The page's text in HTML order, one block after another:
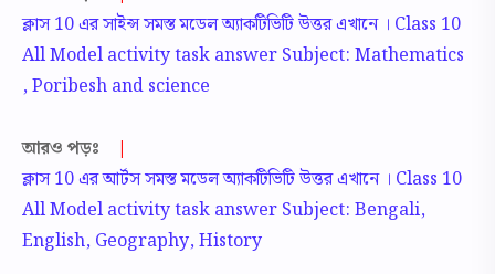
ক্লাস 10 এর সাইন্স সমস্ত মডেল অ্যাকটিভিটি উত্তর এখানে । Class 10
All Model activity task answer Subject: Mathematics
, Poribesh and science
আরও পড়ঃ
|
ক্লাস 10 এর আর্টস সমস্ত মডেল অ্যাকটিভিটি উত্তর এখানে । Class 10
All Model activity task answer Subject: Bengali,
English, Geography, History